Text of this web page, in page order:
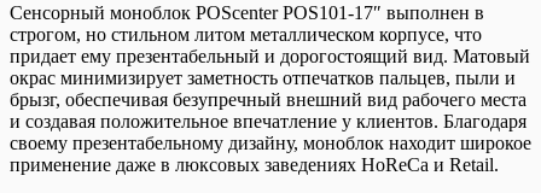
POScenter
POS101-
17
Сенсорный моноблок POScenter POS101-17″ выполнен в
строгом, но стильном литом металлическом корпусе, что
придает ему презентабельный и дорогостоящий вид. Матовый
окрас минимизирует заметность отпечатков пальцев, пыли и
брызг, обеспечивая безупречный внешний вид рабочего места
и создавая положительное впечатление у клиентов. Благодаря
своему презентабельному дизайну, моноблок находит широкое
применение даже в люксовых заведениях HoReCa и Retail.